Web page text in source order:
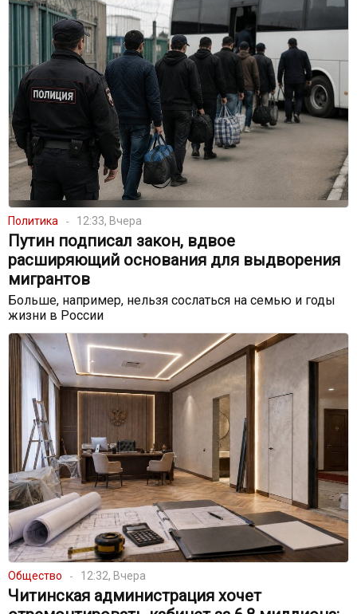
Политика 12:33, Вчера
Путин подписал закон, вдвое
расширяющий основания для выдворения
мигрантов
Больше, например, нельзя сослаться на семью и годы
жизни в России
Общество 12:32, Вчера
Читинская администрация хочет